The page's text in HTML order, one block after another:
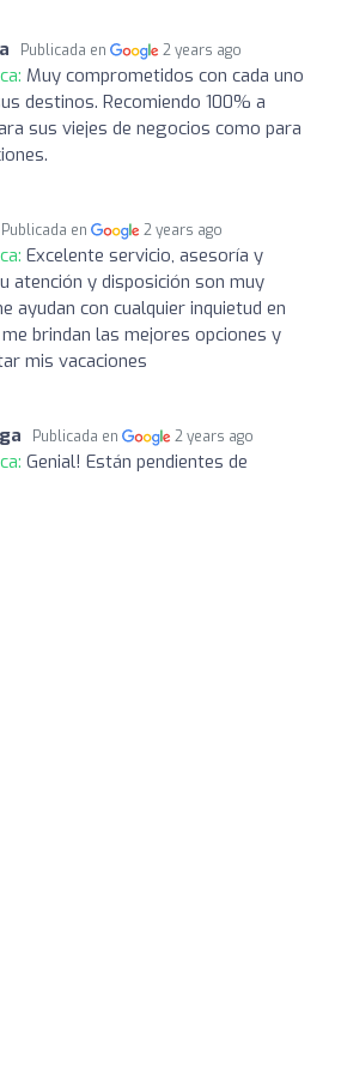
Publicada en 2 years ago
Muy comprometidos con cada uno
destinos. Recomiendo 100% a
sus viejes de negocios como para
Publicada en 2 years ago
Excelente servicio, asesoría y
atención y disposición son muy
ayudan con cualquier inquietud en
brindan las mejores opciones y
mis vacaciones
Publicada en 2 years ago
Genial! Están pendientes de